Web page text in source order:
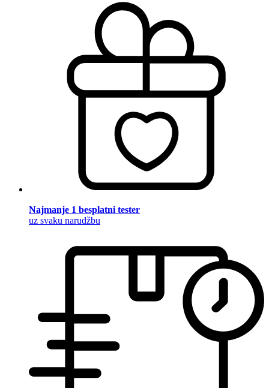
Najmanje 1 besplatni tester
uz svaku narudžbu